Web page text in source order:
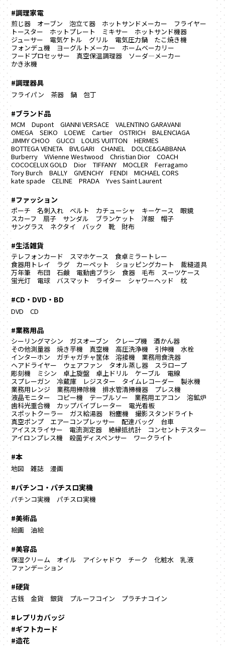
#調理家電
煎じ器 オーブン 泡立て器 ホットサンドメーカー
フライヤー
トースター
ホットプレート ミキサー
ホットサンド機器
ジューサー
電気ケトル グリル 電気圧力鍋
たこ焼き機
フォンデュ機
ヨーグルトメーカー
ホームベーカリー
フードプロセッサー
真空保温調理器
ソーダ―メーカー
かき氷機
#調理器具
フライパン 茶器 鍋 包丁
#ブランド品
MCM Dupont GIANNI VERSACE
VALENTINO GARAVANI
OMEGA
SEIKO LOEWE Cartier OSTRICH
BALENCIAGA
JIMMY CHOO
GUCCI LOUIS VUITTON
HERMES
BOTTEGA VENETA
BVLGARI CHANEL
DOLCE&GABBANA
Burberry
ViVienne Westwood Christian Dior
COACH
COCOCELUX GOLD
Dior TIFFANY MOCLER
Ferragamo
Tory Burch
BALLY GIVENCHY FENDI
MICHAEL CORS
kate spade
CELINE PRADA Yves Saint Laurent
#ファッション
ポーチ 名刺入れ ベルト カチューシャ キーケース
眼鏡
スカーフ
扇子 サンダル ブランケット 洋服
帽子
サングラス
ネクタイ バック 靴 財布
#生活雑貨
テレフォンカード スマホケース
食卓ミラートレー
食器用トレイ
ラグ カーペット ショッピングカート
裁縫道具
万年筆
布団 石鹸 電動歯ブラシ 食器 毛布
スーツケース
蛍光灯
電球 バスマット ライター シャワーヘッド 枕
#CD・DVD・BD
DVD CD
#業務用品
シーリングマシン ガスオーブン クレープ機
酒かん器
その他測量器
焼き芋機 真空機 高圧洗浄機 引伸機
水栓
インターホン
ガチャガチャ筐体 溶接機
業務用食洗器
ヘアドライヤー
ウェアファン タオル蒸し器
スラロープ
彫刻機
ミシン 卓上旋盤 卓上ドリル ケーブル
電線
スプレーガン
冷蔵庫 レジスター タイムレコーダー
製氷機
業務用レンジ
業務用掃除機 排水管清掃機器
プレス機
液晶モニター
コピー機 テーブルソー 業務用エアコン
溶鉱炉
歯科光重合機
カップバイブレーター
電光看板
スポットクーラー
ガス給湯器 粉塵機
撮影スタンドライト
真空ポンプ
エアーコンプレッサー 配達バッグ
台車
アイススライサー
電流測定器 絶縁抵抗計
コンセントテスター
アイロンプレス機
殺菌ディスペンサー ワークライト
#本
地図 雑誌 漫画
#パチンコ・パチスロ実機
パチンコ実機 パチスロ実機
#美術品
絵画 油絵
#美容品
保湿クリーム オイル アイシャドウ チーク 化粧水
乳液
ファンデーション
#硬貨
古銭 金貨 銀貨 プルーフコイン プラチナコイン
#レプリカバッジ
#ギフトカード
#造花